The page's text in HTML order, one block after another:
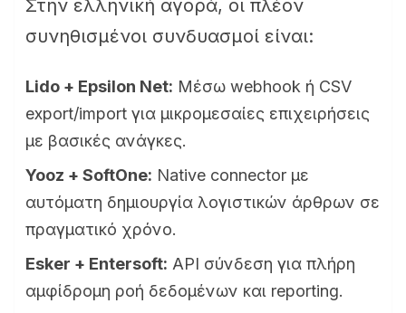
Στην ελληνική αγορά, οι πλέον
συνηθισμένοι συνδυασμοί είναι:
Lido + Epsilon Net: Μέσω webhook ή CSV
export/import για μικρομεσαίες επιχειρήσεις
με βασικές ανάγκες.
Yooz + SoftOne: Native connector με
αυτόματη δημιουργία λογιστικών άρθρων σε
πραγματικό χρόνο.
Esker + Entersoft: API σύνδεση για πλήρη
αμφίδρομη ροή δεδομένων και reporting.